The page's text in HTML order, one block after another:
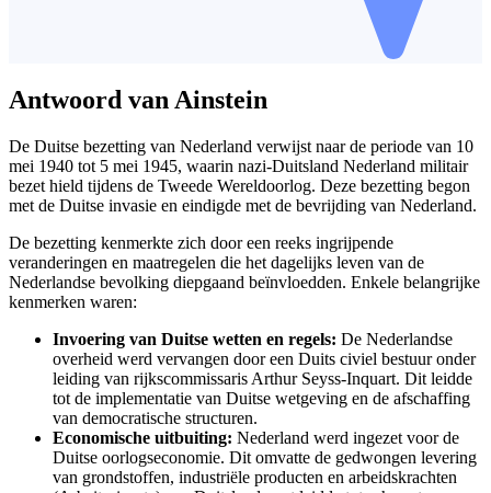
Antwoord van Ainstein
De Duitse bezetting van Nederland verwijst naar de periode van 10
mei 1940 tot 5 mei 1945, waarin nazi-Duitsland Nederland militair
bezet hield tijdens de Tweede Wereldoorlog. Deze bezetting begon
met de Duitse invasie en eindigde met de bevrijding van Nederland.
De bezetting kenmerkte zich door een reeks ingrijpende
veranderingen en maatregelen die het dagelijks leven van de
Nederlandse bevolking diepgaand beïnvloedden. Enkele belangrijke
kenmerken waren:
Invoering van Duitse wetten en regels: De Nederlandse
overheid werd vervangen door een Duits civiel bestuur onder
leiding van rijkscommissaris Arthur Seyss-Inquart. Dit leidde
tot de implementatie van Duitse wetgeving en de afschaffing
van democratische structuren.
Economische uitbuiting: Nederland werd ingezet voor de
Duitse oorlogseconomie. Dit omvatte de gedwongen levering
van grondstoffen, industriële producten en arbeidskrachten